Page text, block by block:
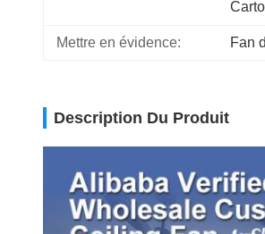
Carto
Mettre en évidence: Fan
Description Du Produit